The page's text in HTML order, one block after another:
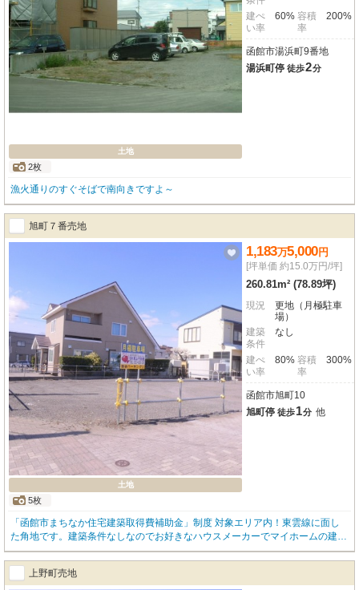
土地
2枚
建ぺ
い率
60% 容積
率
200%
函館市湯浜町9番地
湯浜町停 徒歩2分
漁火通りのすぐそばで南向きですよ～
旭町７番売地
土地
5枚
1,183万5,000円
[坪単価 約15.0万円/坪]
260.81m² (78.89坪)
現況
更地（月極駐車
場）
建築
条件
なし
建ぺ
い率
80% 容積
率
300%
函館市旭町10
旭町停 徒歩1分 他
「函館市まちなか住宅建築取得費補助金」制度 対象エリア内！東雲線に面し
た角地です。建築条件なしなのでお好きなハウスメーカーでマイホームの建築
や、現在月極駐車場・満車で稼働中なのでこのまま収益物件として利用もいい
ですね(^o^)
上野町売地